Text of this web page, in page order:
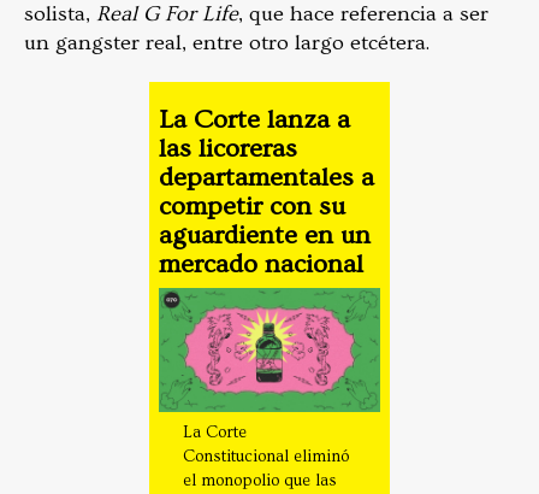
solista, Real G For Life, que hace referencia a ser
un gangster real, entre otro largo etcétera.
La Corte lanza a
las licoreras
departamentales a
competir con su
aguardiente en un
mercado nacional
La Corte
Constitucional eliminó
el monopolio que las